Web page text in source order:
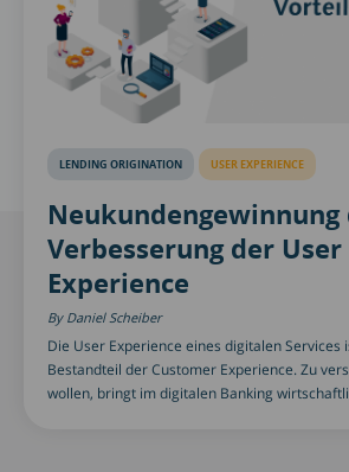
LENDING ORIGINATION USER EXPERIENCE
Neukundengewinnung
Verbesserung der User
Experience
Daniel Scheiber
Die User Experience eines digitalen Services
Bestandteil der Customer Experience. Zu
wollen, bringt im digitalen Banking